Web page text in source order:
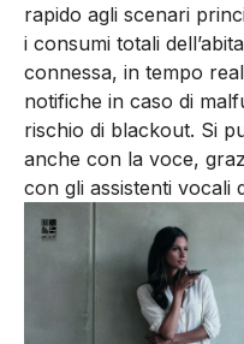
rapido agli scenari
i consumi totali
connessa, in tempo
notifiche in caso di
rischio di blackout. Si
anche con la voce,
con gli assistenti vocali